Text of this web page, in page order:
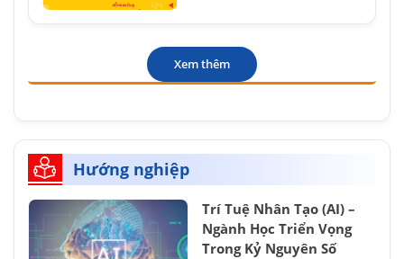
Xem thêm
Hướng nghiệp
Trí Tuệ Nhân Tạo (AI) –
Ngành Học Triển Vọng
Trong Kỷ Nguyên Số